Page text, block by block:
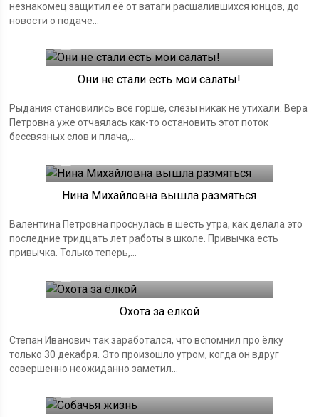
незнакомец защитил её от ватаги расшалившихся юнцов, до
новости о подаче...
Они не стали есть мои салаты!
Рыдания становились все горше, слезы никак не утихали. Вера
Петровна уже отчаялась как-то остановить этот поток
бессвязных слов и плача,...
Нина Михайловна вышла размяться
Валентина Петровна проснулась в шесть утра, как делала это
последние тридцать лет работы в школе. Привычка есть
привычка. Только теперь,...
Охота за ёлкой
Степан Иванович так заработался, что вспомнил про ёлку
только 30 декабря. Это произошло утром, когда он вдруг
совершенно неожиданно заметил...